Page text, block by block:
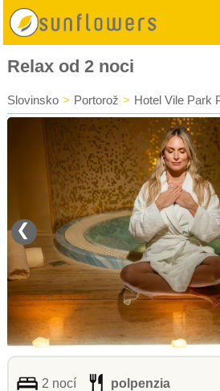
Relax od 2 noci
Slovinsko > Portorož > Hotel Vile Park
❮
2 nocí polpenzia